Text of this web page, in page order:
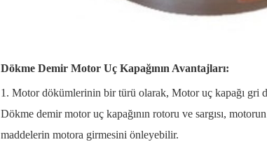
Dökme Demir Motor Uç Kapağının Avantajları:
1. Motor dökümlerinin bir türü olarak, Motor uç kapağı
Dökme demir motor uç kapağının rotoru ve sargısı,
maddelerin motora girmesini önleyebilir.